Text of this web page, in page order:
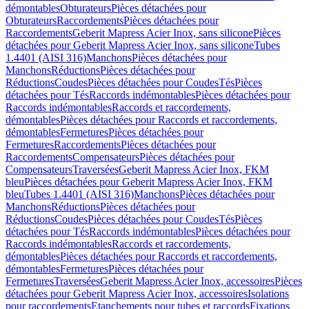
démontablesObturateursPièces détachées pour
ObturateursRaccordementsPièces détachées pour
RaccordementsGeberit Mapress Acier Inox, sans siliconePièces
détachées pour Geberit Mapress Acier Inox, sans siliconeTubes
1.4401 (AISI 316)ManchonsPièces détachées pour
ManchonsRéductionsPièces détachées pour
RéductionsCoudesPièces détachées pour CoudesTésPièces
détachées pour TésRaccords indémontablesPièces détachées pour
Raccords indémontablesRaccords et raccordements,
démontablesPièces détachées pour Raccords et raccordements,
démontablesFermeturesPièces détachées pour
FermeturesRaccordementsPièces détachées pour
RaccordementsCompensateursPièces détachées pour
CompensateursTraverséesGeberit Mapress Acier Inox, FKM
bleuPièces détachées pour Geberit Mapress Acier Inox, FKM
bleuTubes 1.4401 (AISI 316)ManchonsPièces détachées pour
ManchonsRéductionsPièces détachées pour
RéductionsCoudesPièces détachées pour CoudesTésPièces
détachées pour TésRaccords indémontablesPièces détachées pour
Raccords indémontablesRaccords et raccordements,
démontablesPièces détachées pour Raccords et raccordements,
démontablesFermeturesPièces détachées pour
FermeturesTraverséesGeberit Mapress Acier Inox, accessoiresPièces
détachées pour Geberit Mapress Acier Inox, accessoiresIsolations
pour raccordementsEtanchements pour tubes et raccordsFixations